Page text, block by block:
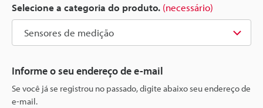
Selecione a categoria do produto. (necessário)
Informe o seu endereço de e-mail
Se você já se registrou no passado, digite abaixo seu endereço de
e-mail.